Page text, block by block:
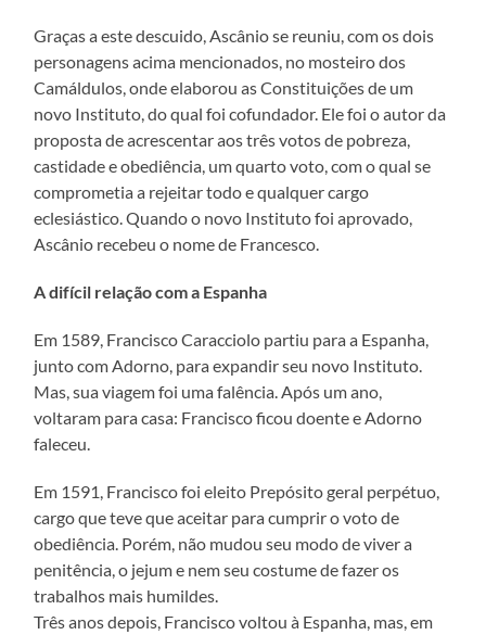
Graças a este descuido, Ascânio se reuniu, com os dois
personagens acima mencionados, no mosteiro dos
Camáldulos, onde elaborou as Constituições de um
novo Instituto, do qual foi cofundador. Ele foi o autor da
proposta de acrescentar aos três votos de pobreza,
castidade e obediência, um quarto voto, com o qual se
comprometia a rejeitar todo e qualquer cargo
eclesiástico. Quando o novo Instituto foi aprovado,
Ascânio recebeu o nome de Francesco.
A difícil relação com a Espanha
Em 1589, Francisco Caracciolo partiu para a Espanha,
junto com Adorno, para expandir seu novo Instituto.
Mas, sua viagem foi uma falência. Após um ano,
voltaram para casa: Francisco ficou doente e Adorno
faleceu.
Em 1591, Francisco foi eleito Prepósito geral perpétuo,
cargo que teve que aceitar para cumprir o voto de
obediência. Porém, não mudou seu modo de viver a
penitência, o jejum e nem seu costume de fazer os
trabalhos mais humildes.
Três anos depois, Francisco voltou à Espanha, mas, em